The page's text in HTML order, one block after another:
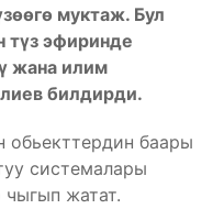
муктаж. Бул
түз эфиринде
жана илим
билдирди.
обьекттердин баары
системалары
чыгып жатат.